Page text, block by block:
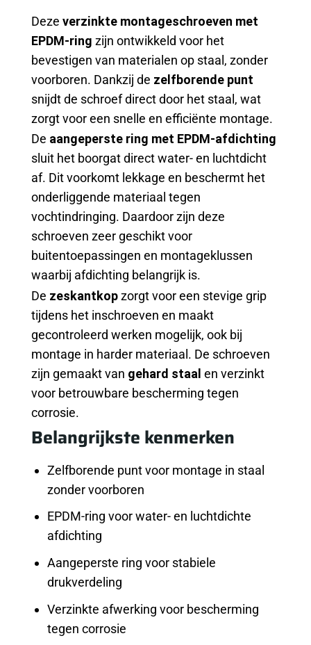
Deze verzinkte montageschroeven met
EPDM-ring zijn ontwikkeld voor het
bevestigen van materialen op staal, zonder
voorboren. Dankzij de zelfborende punt
snijdt de schroef direct door het staal, wat
zorgt voor een snelle en efficiënte montage.
De aangeperste ring met EPDM-afdichting
sluit het boorgat direct water- en luchtdicht
af. Dit voorkomt lekkage en beschermt het
onderliggende materiaal tegen
vochtindringing. Daardoor zijn deze
schroeven zeer geschikt voor
buitentoepassingen en montageklussen
waarbij afdichting belangrijk is.
De zeskantkopzorgt voor een stevige grip
tijdens het inschroeven en maakt
gecontroleerd werken mogelijk, ook bij
montage in harder materiaal. De schroeven
zijn gemaakt van gehard staal en verzinkt
voor betrouwbare bescherming tegen
corrosie.
Belangrijkste kenmerken
Zelfborende punt voor montage in staal
zonder voorboren
EPDM-ring voor water- en luchtdichte
afdichting
Aangeperste ring voor stabiele
drukverdeling
Verzinkte afwerking voor bescherming
tegen corrosie